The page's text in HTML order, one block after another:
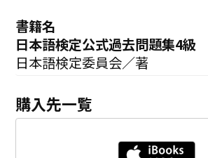
書籍名
日本語検定公式過去問題集4級
日本語検定委員会／著
購入先一覧